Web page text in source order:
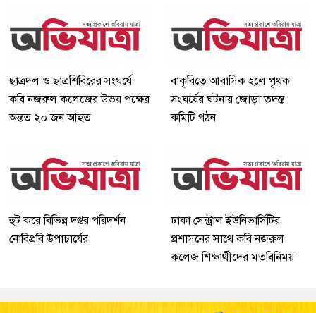
ছাত্রদল ও ছাত্রশিবিরের সংঘর্ষে
কবি নজরুল কলেজের উভয় পক্ষের
অন্তত ২০ জন আহত
বাকৃবিতে আবাসিক হলে পৃথক
সংঘর্ষের ঘটনায় জোড়া তদন্ত
কমিটি গঠন
হুট করে বিভিন্ন দপ্তর পরিদর্শন
নোবিপ্রবি উপাচার্যের
ঢাকা সেন্ট্রাল ইউনিভার্সিটির
প্রশাসনের সাথে কবি নজরুল
কলেজ শিক্ষার্থীদের মতবিনিময়